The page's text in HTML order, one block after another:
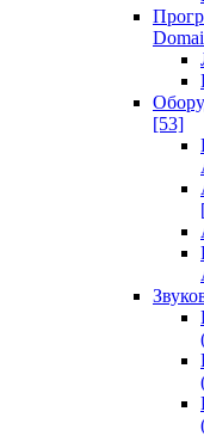
[53]